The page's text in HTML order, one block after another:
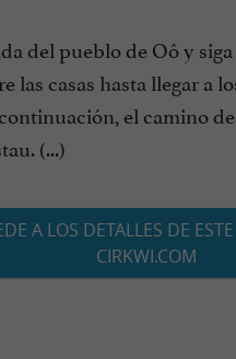
del pueblo de Oô y
las casas hasta llegar a
el camino
(...)
A LOS DETALLES DE
CIRKWI.COM